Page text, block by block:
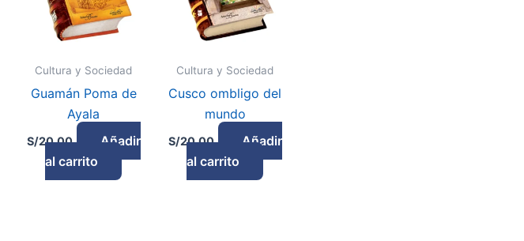
Cultura y Sociedad
Guamán Poma de
Ayala
S/20.00
Añadir
al carrito
Cultura y Sociedad
Cusco ombligo del
mundo
S/20.00
Añadir
al carrito